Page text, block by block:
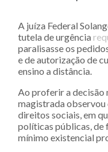
A juíza Federal
tutela de urgência
paralisasse os
e de autorização de
ensino a distância.
Ao proferir a decisão
magistrada observou
direitos sociais, em
políticas públicas, de
mínimo existencial